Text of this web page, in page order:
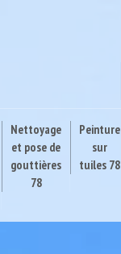
Nettoyage
et pose de
gouttières
78
Peinture
sur
tuiles 78